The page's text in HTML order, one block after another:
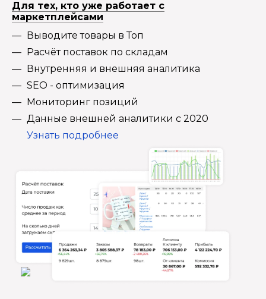
Для тех, кто уже работает с
маркетплейсами
Выводите товары в Топ
Расчёт поставок по складам
Внутренняя и внешняя аналитика
SEO - оптимизация
Мониторинг позиций
Данные внешней аналитики с 2020
Узнать подробнее